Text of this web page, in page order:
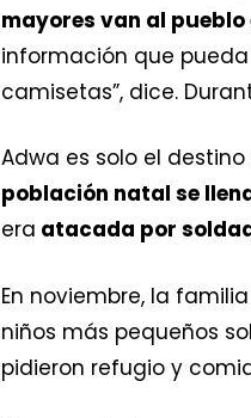
mayores van al
información que
camisetas”, dice.
Adwa es solo el
población natal se
era atacada por
En noviembre, la
niños más pequeños
pidieron refugio y